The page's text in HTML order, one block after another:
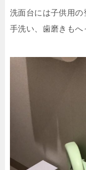
洗面台には子供用
手洗い、歯磨きもへ